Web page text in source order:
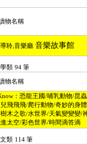
物名稱
導聆,音樂廳 音樂故事館
類 94 筆
物名稱
：恐龍王國/哺乳動物/昆
飛飛飛/爬行動物/奇妙的身體
樹木之歌/水世界/天氣變變變/
太空/彩色世界/時間滴答滴
類 114 筆